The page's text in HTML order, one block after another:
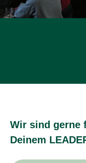
Wir sind gerne
Deinem